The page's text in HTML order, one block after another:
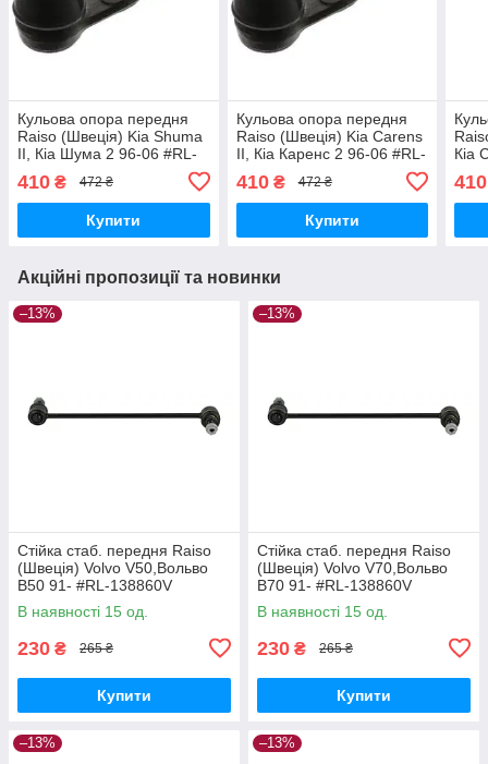
Кульова опора передня
Raiso (Швеція) Kia Shuma
II, Кіа Шума 2 96-06 #RL-
410 ₴ 472 ₴
Купити
Кульова опора передня
Raiso (Швеція) Kia Carens
II, Кіа Каренс 2 96-06 #RL-
410₴ 472 ₴
Купити
Кіа
410
Акційні пропозиції та новинки
–13%
Стійка стаб. передня Raiso
(Швеція) Volvo V50,Вольво
В50 91- #RL-138860V
UAYYIOR17
В наявності 15 од.
230 ₴ 265 ₴
Купити
–13%
Стійка стаб. передня Raiso
(Швеція) Volvo V70,Вольво
В70 91- #RL-138860V
UAPVVRP17
В наявності 15 од.
230 ₴ 265 ₴
Купити
–13% –13%